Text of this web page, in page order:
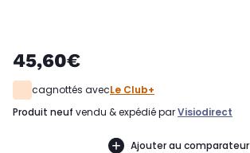
45,60€
cagnottés avecLe Club+
produit neuf vendu & expédié parVisiodirect
Ajouter au comparateur